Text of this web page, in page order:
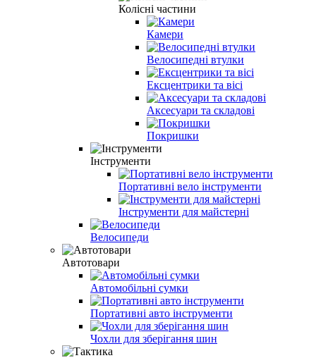
Колісні частини
Камери
Велосипедні втулки
Ексцентрики та вісі
Аксесуари та складові
Покришки
Інструменти
Портативні вело інструменти
Інструменти для майстерні
Велосипеди
Автотовари
Автомобільні сумки
Портативні авто інструменти
Чохли для зберігання шин